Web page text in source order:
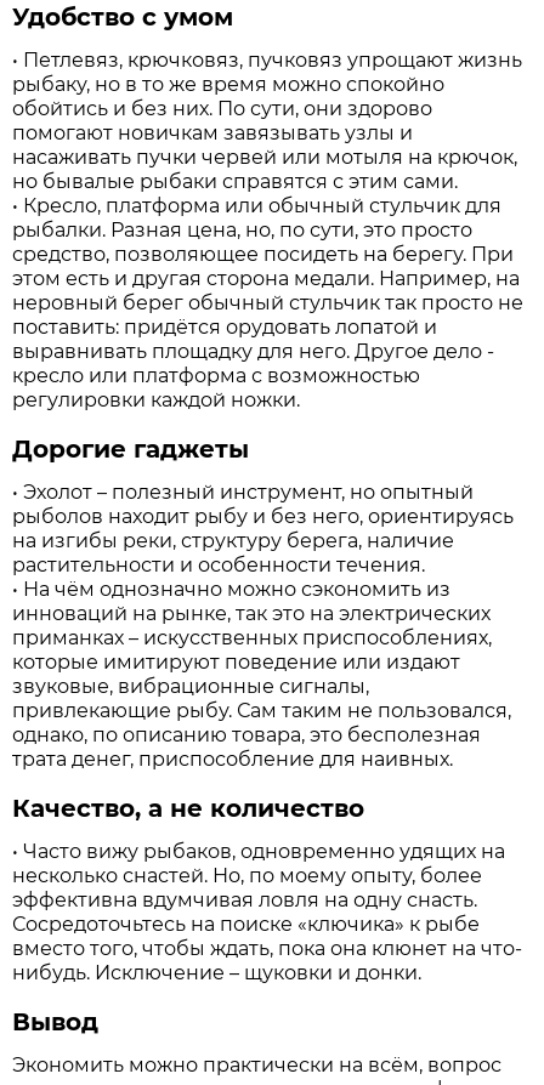
Удобство с умом
• Петлевяз, крючковяз, пучковяз упрощают жизнь
рыбаку, но в то же время можно спокойно
обойтись и без них. По сути, они здорово
помогают новичкам завязывать узлы и
насаживать пучки червей или мотыля на крючок,
но бывалые рыбаки справятся с этим сами.
• Кресло, платформа или обычный стульчик для
рыбалки. Разная цена, но, по сути, это просто
средство, позволяющее посидеть на берегу. При
этом есть и другая сторона медали. Например, на
неровный берег обычный стульчик так просто не
поставить: придётся орудовать лопатой и
выравнивать площадку для него. Другое дело -
кресло или платформа с возможностью
регулировки каждой ножки.
Дорогие гаджеты
• Эхолот – полезный инструмент, но опытный
рыболов находит рыбу и без него, ориентируясь
на изгибы реки, структуру берега, наличие
растительности и особенности течения.
• На чём однозначно можно сэкономить из
инноваций на рынке, так это на электрических
приманках – искусственных приспособлениях,
которые имитируют поведение или издают
звуковые, вибрационные сигналы,
привлекающие рыбу. Сам таким не пользовался,
однако, по описанию товара, это бесполезная
трата денег, приспособление для наивных.
Качество, а не количество
• Часто вижу рыбаков, одновременно удящих на
несколько снастей. Но, по моему опыту, более
эффективна вдумчивая ловля на одну снасть.
Сосредоточьтесь на поиске «ключика» к рыбе
вместо того, чтобы ждать, пока она клюнет на что-
нибудь. Исключение – щуковки и донки.
Вывод
Экономить можно практически на всём, вопрос